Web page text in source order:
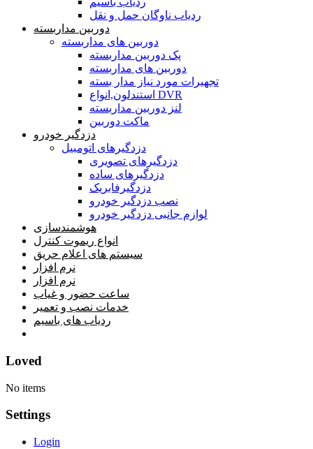
ردیاب ناوگان حمل و نقل
دوربین مداربسته
دوربین های مداربسته
پک دوربین مداربسته
دوربین های مداربسته
تجهیرات مورد نیاز مدار بسته
استندلون,انواع DVR
لنز دوربین مداربسته
ماکت دوربین
دزدگیر خودرو
دزدگیرهای اتومبیل
دزدگیرهای تصویری
دزدگیرهای ساده
دزدگیرفابریک
نصب دزدگیر خودرو
لوازم جانبی دزدگیر خودرو
هوشمندسازی
انواع ریموت کنترل
سیستم های اعلام حریق
نرم افزار
نرم افزار
ساعت حضور و غیاب
خدمات نصب و تعمیر
ردیاب های باسیم
Loved
No items
Settings
Login